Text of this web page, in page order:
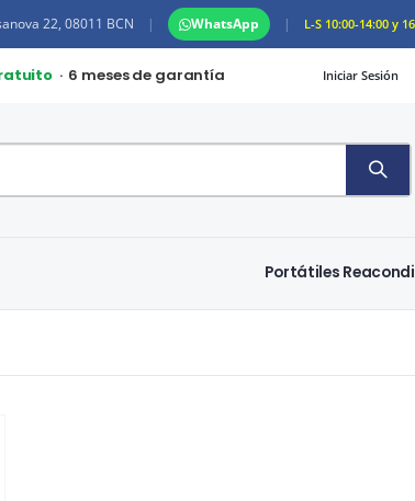
22, 08011 BCN | WhatsApp | L-S 10:00-14:00 y
· 6 meses de garantía Iniciar Sesión
Portátiles